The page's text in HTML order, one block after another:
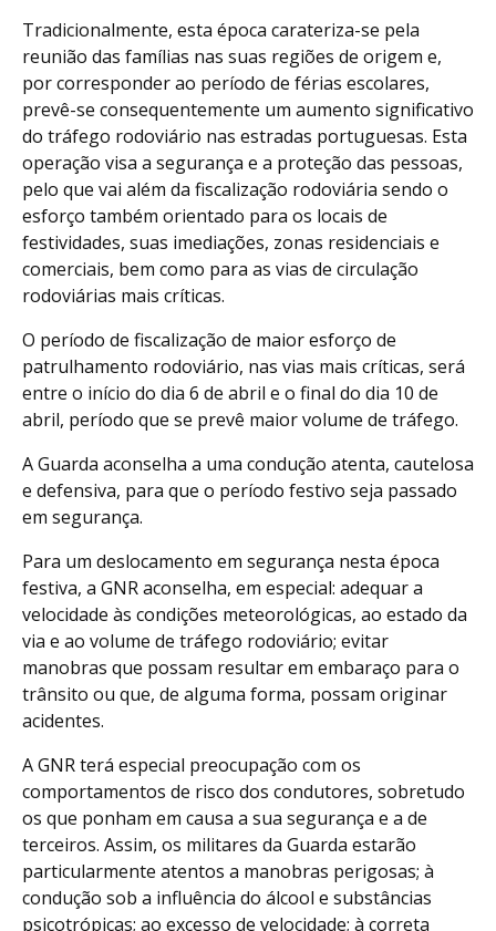
Tradicionalmente, esta época carateriza-se pela
reunião das famílias nas suas regiões de origem e,
por corresponder ao período de férias escolares,
prevê-se consequentemente um aumento significativo
do tráfego rodoviário nas estradas portuguesas. Esta
operação visa a segurança e a proteção das pessoas,
pelo que vai além da fiscalização rodoviária sendo o
esforço também orientado para os locais de
festividades, suas imediações, zonas residenciais e
comerciais, bem como para as vias de circulação
rodoviárias mais críticas.
O período de fiscalização de maior esforço de
patrulhamento rodoviário, nas vias mais críticas, será
entre o início do dia 6 de abril e o final do dia 10 de
abril, período que se prevê maior volume de tráfego.
A Guarda aconselha a uma condução atenta, cautelosa
e defensiva, para que o período festivo seja passado
em segurança.
Para um deslocamento em segurança nesta época
festiva, a GNR aconselha, em especial: adequar a
velocidade às condições meteorológicas, ao estado da
via e ao volume de tráfego rodoviário; evitar
manobras que possam resultar em embaraço para o
trânsito ou que, de alguma forma, possam originar
acidentes.
A GNR terá especial preocupação com os
comportamentos de risco dos condutores, sobretudo
os que ponham em causa a sua segurança e a de
terceiros. Assim, os militares da Guarda estarão
particularmente atentos a manobras perigosas; à
condução sob a influência do álcool e substâncias
psicotrópicas; ao excesso de velocidade; à correta